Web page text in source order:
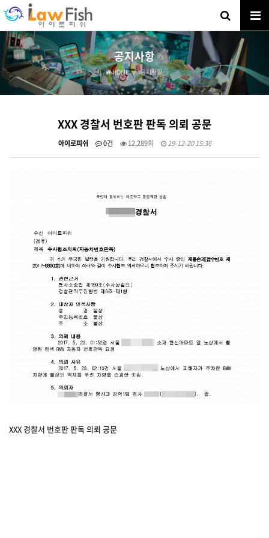
공지사항
HOME 공지사항
XXX 경찰서 번호판 판독 의뢰 공문
아이로피쉬 0건 12,289회 19-12-20 15:36
XXX 경찰서 번호판 판독 의뢰 공문